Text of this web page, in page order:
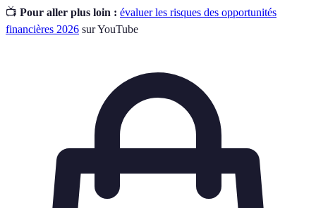
📺 Pour aller plus loin : évaluer les risques des opportunités
financières 2026 sur YouTube